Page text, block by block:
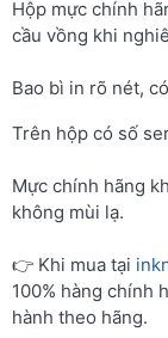
Hộp mực chính
cầu vồng khi
Bao bì in rõ nét,
Trên hộp có số
Mực chính hãng
không mùi lạ.
👉 Khi mua tại
100% hàng chính
hành theo hãng.